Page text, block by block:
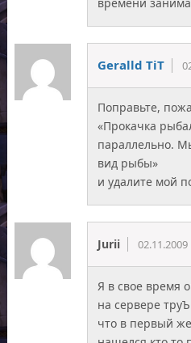
Geralld TiT
Поправьте,
«Прокачка
параллельно.
вид рыбы»
и удалите мой
Jurii 02.11.2009
Я в свое время
на сервере
что в первый